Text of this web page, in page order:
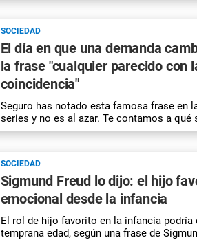
SOCIEDAD
El día en que una demanda
la frase "cualquier parecido con
coincidencia"
Seguro has notado esta famosa frase en
series y no es al azar. Te contamos a qué
SOCIEDAD
Sigmund Freud lo dijo: el hijo
emocional desde la infancia
El rol de hijo favorito en la infancia podría
temprana edad, según una frase de